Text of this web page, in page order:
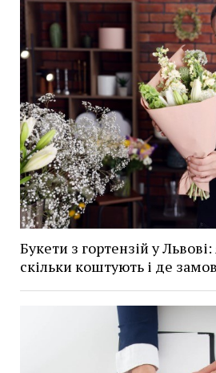
Букети з гортензій у
скільки коштують і де